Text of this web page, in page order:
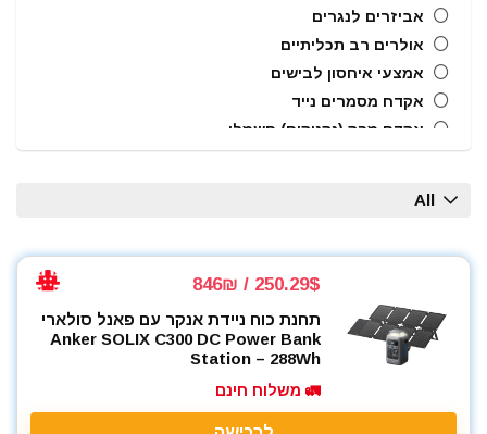
אביזרים לנגרים
אולרים רב תכליתיים
אמצעי איחסון לבישים
אקדח מסמרים נייד
אקדח מרק (נקניקים) חשמלי
בוקסות
בוקסות הינע 1/2"
ביטים, מקדחים ובוקסות
All
250.29$ / 846₪
תחנת כוח ניידת אנקר עם פאנל סולארי
Anker SOLIX C300 DC Power Bank
Station – 288Wh
🚛 משלוח חינם